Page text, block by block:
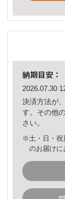
納期目安：
2026.07.30
決済方法が
す。その他
さい。
※土・日・祝
のお届けに